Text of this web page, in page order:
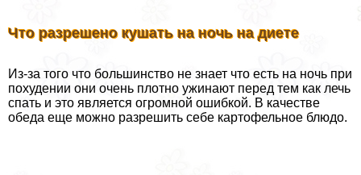
Что разрешено кушать на ночь на диете
Из-за того что большинство не знает что есть на ночь при
похудении они очень плотно ужинают перед тем как лечь
спать и это является огромной ошибкой. В качестве
обеда еще можно разрешить себе картофельное блюдо.